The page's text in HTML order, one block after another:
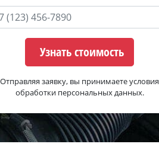
Узнать стоимость
Отправляя заявку, вы принимаете условия
обработки персональных данных.